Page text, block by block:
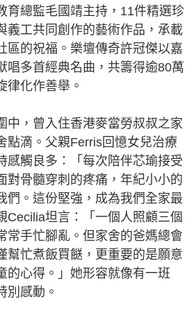
育總監毛國靖主持，11件精選珍
義工共同創作的藝術作品，承載
區的祝福。樂壇傳奇許冠傑以嘉
唱多首經典名曲，共籌得逾80萬
律化作善舉。
，曾入住香港麥當勞叔叔之家
點滴。父親Ferris回憶女兒治療
感觸良多：「每次陪伴芯瑜接受
對骨髓穿刺的疼痛，年紀小小的
們。這份堅強，成為我們全家最
Cecilia坦言：「一個人照顧三個
常手忙腳亂。但家舍的爸媽總會
幫忙煮飯買餸，更重要的是願意
的心得。」她形容就像有一班
別感動。